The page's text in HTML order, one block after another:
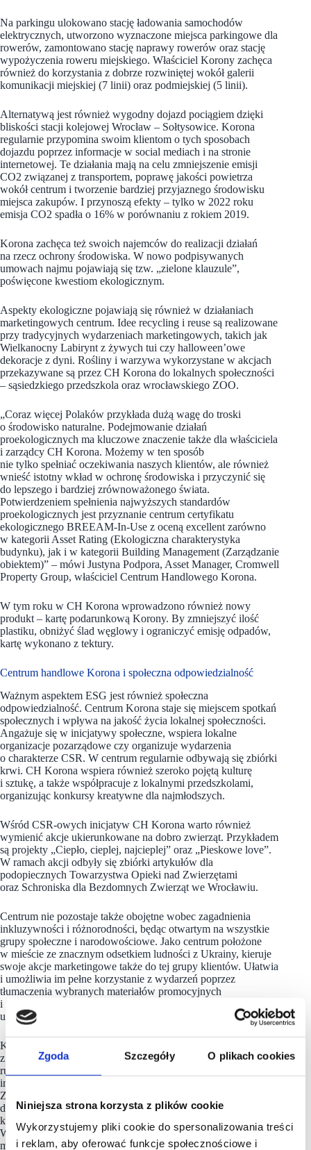
Zgoda Szczegóły O plikach cookies
Niniejsza strona korzysta z plików cookie
Wykorzystujemy pliki cookie do spersonalizowania treści
i reklam, aby oferować funkcje społecznościowe i
Na parkingu ulokowano stację ładowania samochodów
elektrycznych, utworzono wyznaczone miejsca parkingowe dla
rowerów, zamontowano stację naprawy rowerów oraz stację
wypożyczenia roweru miejskiego. Właściciel Korony zachęca
również do korzystania z dobrze rozwiniętej wokół galerii
komunikacji miejskiej (7 linii) oraz podmiejskiej (5 linii).
Alternatywą jest również wygodny dojazd pociągiem dzięki
bliskości stacji kolejowej Wrocław – Sołtysowice. Korona
regularnie przypomina swoim klientom o tych sposobach
dojazdu poprzez informacje w social mediach i na stronie
internetowej. Te działania mają na celu zmniejszenie emisji
CO2 związanej z transportem, poprawę jakości powietrza
wokół centrum i tworzenie bardziej przyjaznego środowisku
miejsca zakupów. I przynoszą efekty – tylko w 2022 roku
emisja CO2 spadła o 16% w porównaniu z rokiem 2019.
Korona zachęca też swoich najemców do realizacji działań
na rzecz ochrony środowiska. W nowo podpisywanych
umowach najmu pojawiają się tzw. „zielone klauzule”,
poświęcone kwestiom ekologicznym.
Aspekty ekologiczne pojawiają się również w działaniach
marketingowych centrum. Idee recycling i reuse są realizowane
przy tradycyjnych wydarzeniach marketingowych, takich jak
Wielkanocny Labirynt z żywych tui czy halloween’owe
dekoracje z dyni. Rośliny i warzywa wykorzystane w akcjach
przekazywane są przez CH Korona do lokalnych społeczności
– sąsiedzkiego przedszkola oraz wrocławskiego ZOO.
„Coraz więcej Polaków przykłada dużą wagę do troski
o środowisko naturalne. Podejmowanie działań
proekologicznych ma kluczowe znaczenie także dla właściciela
i zarządcy CH Korona. Możemy w ten sposób
nie tylko spełniać oczekiwania naszych klientów, ale również
wnieść istotny wkład w ochronę środowiska i przyczynić się
do lepszego i bardziej zrównoważonego świata.
Potwierdzeniem spełnienia najwyższych standardów
proekologicznych jest przyznanie centrum certyfikatu
ekologicznego BREEAM-In-Use z oceną excellent zarówno
w kategorii Asset Rating (Ekologiczna charakterystyka
budynku), jak i w kategorii Building Management (Zarządzanie
obiektem)” – mówi Justyna Podpora, Asset Manager, Cromwell
Property Group, właściciel Centrum Handlowego Korona.
W tym roku w CH Korona wprowadzono również nowy
produkt – kartę podarunkową Korony. By zmniejszyć ilość
plastiku, obniżyć ślad węglowy i ograniczyć emisję odpadów,
kartę wykonano z tektury.
Centrum handlowe Korona i społeczna odpowiedzialność
Ważnym aspektem ESG jest również społeczna
odpowiedzialność. Centrum Korona staje się miejscem spotkań
społecznych i wpływa na jakość życia lokalnej społeczności.
Angażuje się w inicjatywy społeczne, wspiera lokalne
organizacje pozarządowe czy organizuje wydarzenia
o charakterze CSR. W centrum regularnie odbywają się zbiórki
krwi. CH Korona wspiera również szeroko pojętą kulturę
i sztukę, a także współpracuje z lokalnymi przedszkolami,
organizując konkursy kreatywne dla najmłodszych.
Wśród CSR-owych inicjatyw CH Korona warto również
wymienić akcje ukierunkowane na dobro zwierząt. Przykładem
są projekty „Ciepło, cieplej, najcieplej” oraz „Pieskowe love”.
W ramach akcji odbyły się zbiórki artykułów dla
podopiecznych Towarzystwa Opieki nad Zwierzętami
oraz Schroniska dla Bezdomnych Zwierząt we Wrocławiu.
Centrum nie pozostaje także obojętne wobec zagadnienia
inkluzywności i różnorodności, będąc otwartym na wszystkie
grupy społeczne i narodowościowe. Jako centrum położone
w mieście ze znacznym odsetkiem ludności z Ukrainy, kieruje
swoje akcje marketingowe także do tej grupy klientów. Ułatwia
i umożliwia im pełne korzystanie z wydarzeń poprzez
tłumaczenia wybranych materiałów promocyjnych
i zapewnienie podczas akcji hostess posługujących się językiem
ukraińskim.
Korona jest miejscem przyjaznym osobom
z niepełnosprawnościami. W trosce o klientów z dysfunkcjami
ruchowymi, Korona umożliwia bezpłatne wypożyczenie wózka
inwalidzkiego.
Z kolei z myślą o klientach wysoko wrażliwych na bodźce
dźwiękowe i wizualne, Korona wprowadziła godziny ciszy,
które obowiązują w każdy wtorek w godzinach 15.00-17.00.
W tym czasie na terenie galerii oraz hipermarketu Auchan
muzyka jest wyłączona, a oświetlenie zostaje częściowo